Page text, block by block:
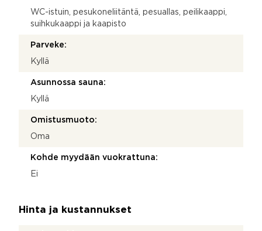
WC-istuin, pesukoneliitäntä, pesuallas, peilikaappi,
suihkukaappi ja kaapisto
Parveke:
Kyllä
Asunnossa sauna:
Kyllä
Omistusmuoto:
Oma
Kohde myydään vuokrattuna:
Ei
Hinta ja kustannukset